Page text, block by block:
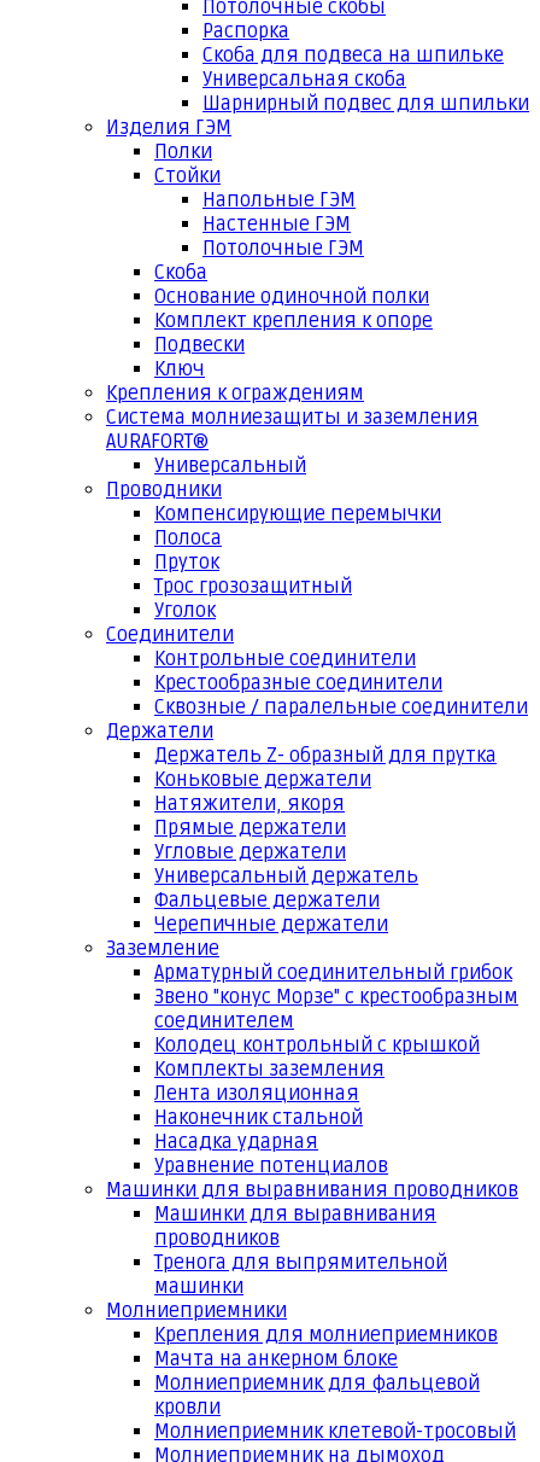
Потолочные скобы
Распорка
Скоба для подвеса на шпильке
Универсальная скоба
Шарнирный подвес для шпильки
Изделия ГЭМ
Полки
Стойки
Напольные ГЭМ
Настенные ГЭМ
Потолочные ГЭМ
Скоба
Основание одиночной полки
Комплект крепления к опоре
Подвески
Ключ
Крепления к ограждениям
Система молниезащиты и заземления
AURAFORT®
Универсальный
Проводники
Компенсирующие перемычки
Полоса
Пруток
Трос грозозащитный
Уголок
Соединители
Контрольные соединители
Крестообразные соединители
Сквозные / паралельные соединители
Держатели
Держатель Z- образный для прутка
Коньковые держатели
Натяжители, якоря
Прямые держатели
Угловые держатели
Универсальный держатель
Фальцевые держатели
Черепичные держатели
Заземление
Арматурный соединительный грибок
Звено "конус Морзе" с крестообразным
соединителем
Колодец контрольный с крышкой
Комплекты заземления
Лента изоляционная
Наконечник стальной
Насадка ударная
Уравнение потенциалов
Машинки для выравнивания проводников
Машинки для выравнивания
проводников
Тренога для выпрямительной
машинки
Молниеприемники
Крепления для молниеприемников
Мачта на анкерном блоке
Молниеприемник для фальцевой
кровли
Молниеприемник клетевой-тросовый
Молниеприемник на дымоход